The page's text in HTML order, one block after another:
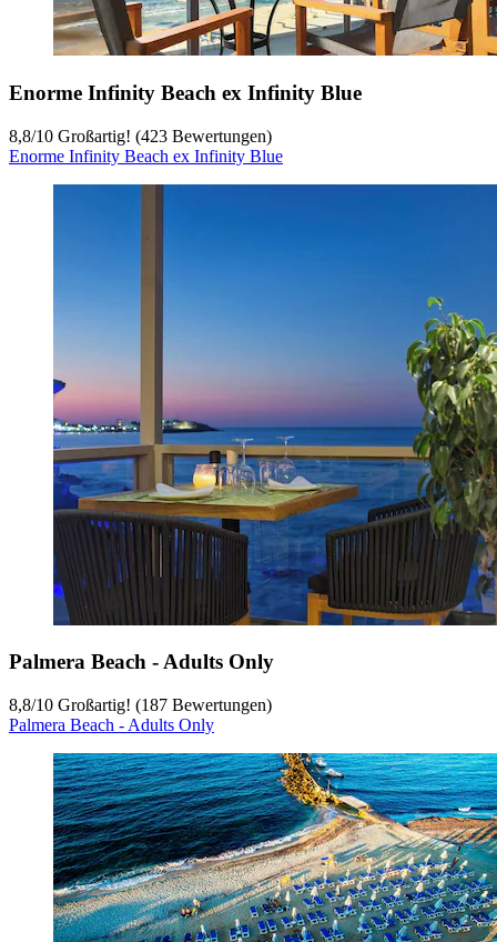
Enorme Infinity Beach ex Infinity Blue
8,8/10 Großartig! (423 Bewertungen)
Enorme Infinity Beach ex Infinity Blue
Palmera Beach - Adults Only
8,8/10 Großartig! (187 Bewertungen)
Palmera Beach - Adults Only